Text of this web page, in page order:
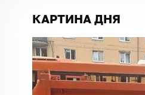
КАРТИНА ДНЯ